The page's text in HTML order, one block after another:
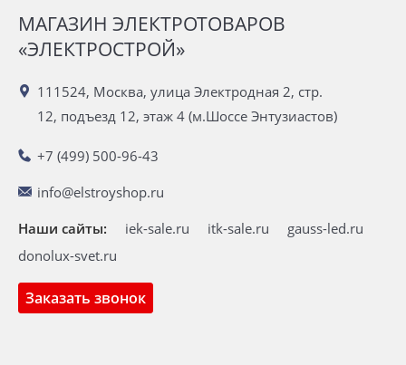
МАГАЗИН ЭЛЕКТРОТОВАРОВ
«ЭЛЕКТРОСТРОЙ»
111524, Москва, улица Электродная 2, стр.
12, подъезд 12, этаж 4 (м.Шоссе Энтузиастов)
+7 (499) 500-96-43
info@elstroyshop.ru
Заказать звонок
Наши сайты: iek-sale.ru itk-sale.ru
gauss-led.ru
donolux-svet.ru